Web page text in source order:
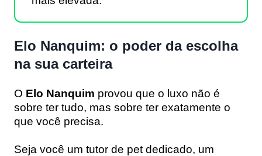
Elo Nanquim: o poder da escolha
na sua carteira
O Elo Nanquim provou que o luxo não é
sobre ter tudo, mas sobre ter exatamente o
que você precisa.
Seja você um tutor de pet dedicado, um